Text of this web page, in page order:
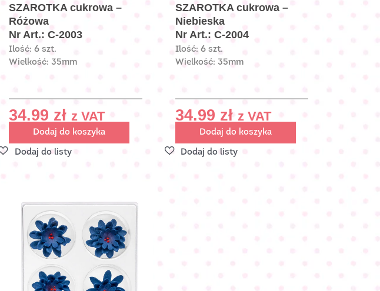
SZAROTKA cukrowa –
Różowa
Nr Art.: C-2003
Ilość: 6 szt.
Wielkość: 35mm
34.99 zł z VAT
Dodaj do koszyka
SZAROTKA cukrowa –
Niebieska
Nr Art.: C-2004
Ilość: 6 szt.
Wielkość: 35mm
34.99 zł z VAT
Dodaj do koszyka